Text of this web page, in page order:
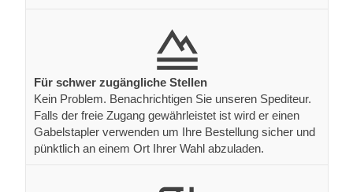
Für schwer zugängliche Stellen
Kein Problem. Benachrichtigen Sie unseren Spediteur.
Falls der freie Zugang gewährleistet ist wird er einen
Gabelstapler verwenden um Ihre Bestellung sicher und
pünktlich an einem Ort Ihrer Wahl abzuladen.